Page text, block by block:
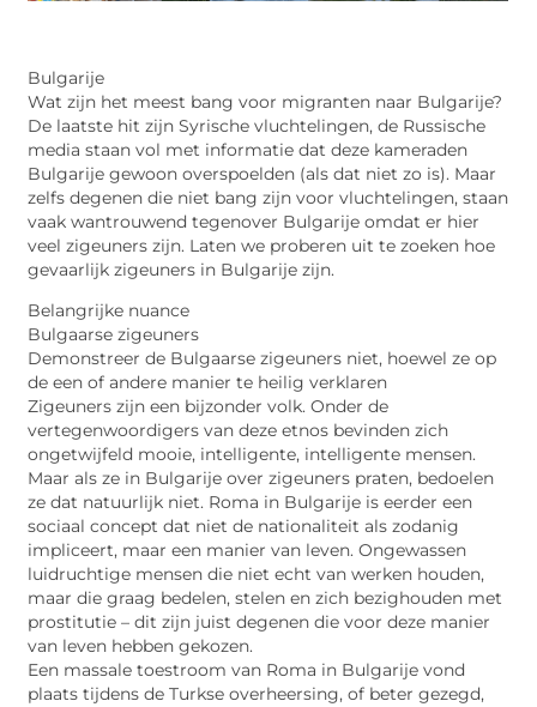
Bulgarije
Wat zijn het meest bang voor migranten naar Bulgarije?
De laatste hit zijn Syrische vluchtelingen, de Russische
media staan ​​vol met informatie dat deze kameraden
Bulgarije gewoon overspoelden (als dat niet zo is). Maar
zelfs degenen die niet bang zijn voor vluchtelingen, staan
​​vaak wantrouwend tegenover Bulgarije omdat er hier
veel zigeuners zijn. Laten we proberen uit te zoeken hoe
gevaarlijk zigeuners in Bulgarije zijn.
Belangrijke nuance
Bulgaarse zigeuners
Demonstreer de Bulgaarse zigeuners niet, hoewel ze op
de een of andere manier te heilig verklaren
Zigeuners zijn een bijzonder volk. Onder de
vertegenwoordigers van deze etnos bevinden zich
ongetwijfeld mooie, intelligente, intelligente mensen.
Maar als ze in Bulgarije over zigeuners praten, bedoelen
ze dat natuurlijk niet. Roma in Bulgarije is eerder een
sociaal concept dat niet de nationaliteit als zodanig
impliceert, maar een manier van leven. Ongewassen
luidruchtige mensen die niet echt van werken houden,
maar die graag bedelen, stelen en zich bezighouden met
prostitutie – dit zijn juist degenen die voor deze manier
van leven hebben gekozen.
Een massale toestroom van Roma in Bulgarije vond
plaats tijdens de Turkse overheersing, of beter gezegd,